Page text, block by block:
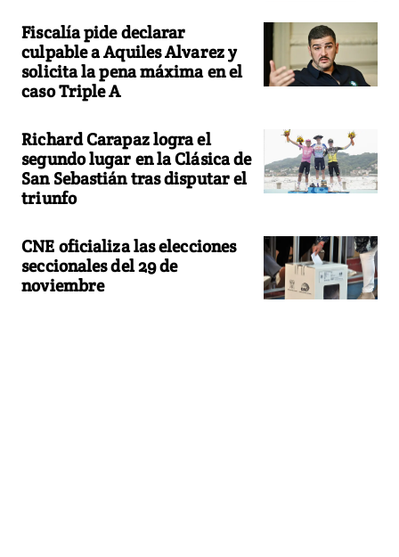
Fiscalía pide declarar
culpable a Aquiles Alvarez y
solicita la pena máxima en el
caso Triple A
Richard Carapaz logra el
segundo lugar en la Clásica de
San Sebastián tras disputar el
triunfo
CNE oficializa las elecciones
seccionales del 29 de
noviembre